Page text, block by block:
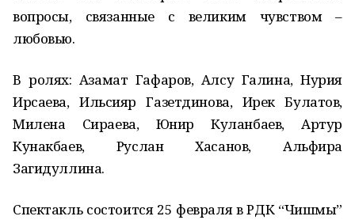
вопросы, связанные с великим чувством –
любовью.
В ролях: Азамат Гафаров, Алсу Галина, Нурия
Ирсаева, Ильсияр Газетдинова, Ирек Булатов,
Милена Сираева, Юнир Куланбаев, Артур
Кунакбаев, Руслан Хасанов, Альфира
Загидуллина.
Спектакль состоится 25 февраля в РДК “Чишмы”